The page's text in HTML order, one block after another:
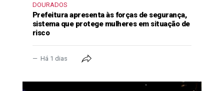
DOURADOS
Prefeitura apresenta às forças de segurança,
sistema que protege mulheres em situação de
risco
Há 1 dias